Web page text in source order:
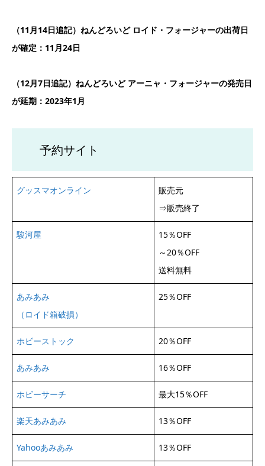
（11月14日追記）ねんどろいど ロイド・フォージャーの出荷日
が確定：11月24日
（12月7日追記）ねんどろいど アーニャ・フォージャーの発売日
が延期：2023年1月
予約サイト
グッスマオンライン
販売元
⇒販売終了
駿河屋
15％OFF
～20％OFF
送料無料
あみあみ
（ロイド箱破損）
25％OFF
ホビーストック 20％OFF
あみあみ 16％OFF
ホビーサーチ 最大15％OFF
楽天あみあみ 13％OFF
Yahooあみあみ 13％OFF